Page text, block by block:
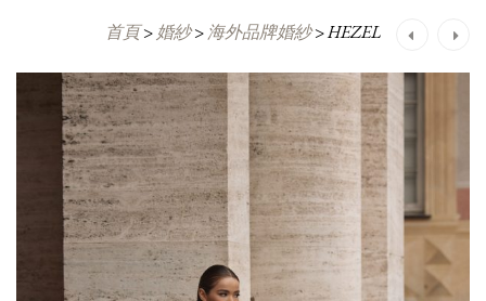
首頁> 婚紗>海外品牌婚紗>HEZEL
Post
navigation